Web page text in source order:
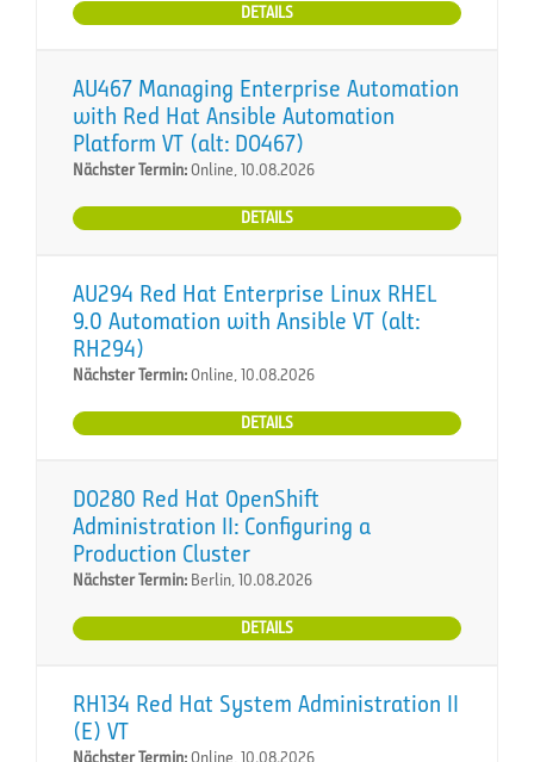
DETAILS
AU467 Managing Enterprise Automation
with Red Hat Ansible Automation
Platform VT (alt: DO467)
Nächster Termin:Online, 10.08.2026
DETAILS
AU294 Red Hat Enterprise Linux RHEL
9.0 Automation with Ansible VT (alt:
RH294)
Nächster Termin:Online, 10.08.2026
DETAILS
DO280 Red Hat OpenShift
Administration II: Configuring a
Production Cluster
Nächster Termin: Berlin, 10.08.2026
DETAILS
RH134 Red Hat System Administration II
(E) VT
Nächster Termin:Online, 10.08.2026